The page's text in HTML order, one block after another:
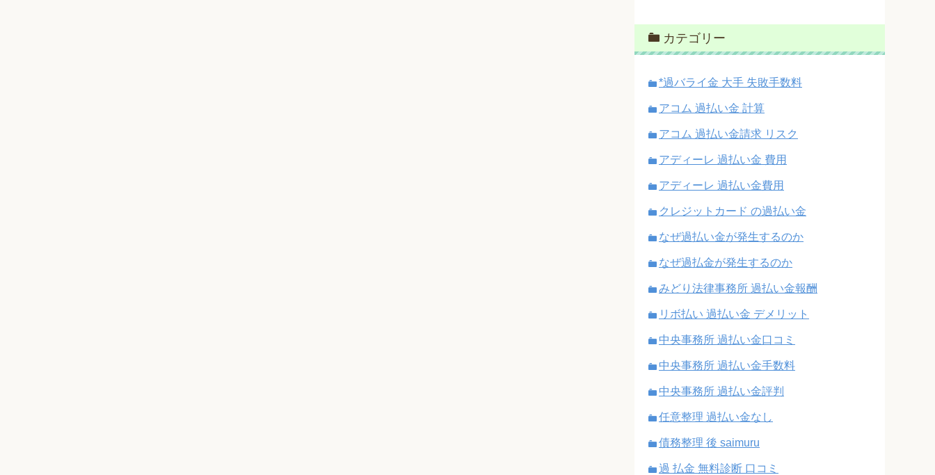
カテゴリー
*過バライ金 大手 失敗手数料
アコム 過払い金 計算
アコム 過払い金請求 リスク
アディーレ 過払い金 費用
アディーレ 過払い金費用
クレジットカード の過払い金
なぜ過払い金が発生するのか
なぜ過払金が発生するのか
みどり法律事務所 過払い金報酬
リボ払い 過払い金 デメリット
中央事務所 過払い金口コミ
中央事務所 過払い金手数料
中央事務所 過払い金評判
任意整理 過払い金なし
債務整理 後 saimuru
過 払金 無料診断 口コミ